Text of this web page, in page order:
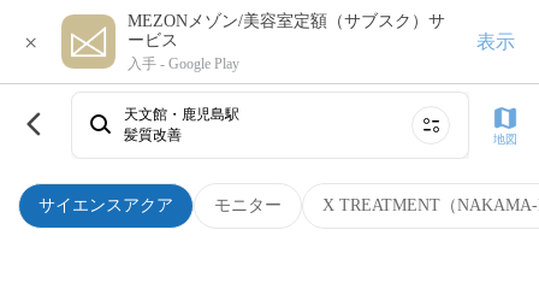
×
MEZONメゾン/美容室定額（サブスク）サ
ービス
入手 - Google Play
表示
サイエンスアクア モニター X TREATMENT（
天文館・鹿児島駅
髪質改善
地図